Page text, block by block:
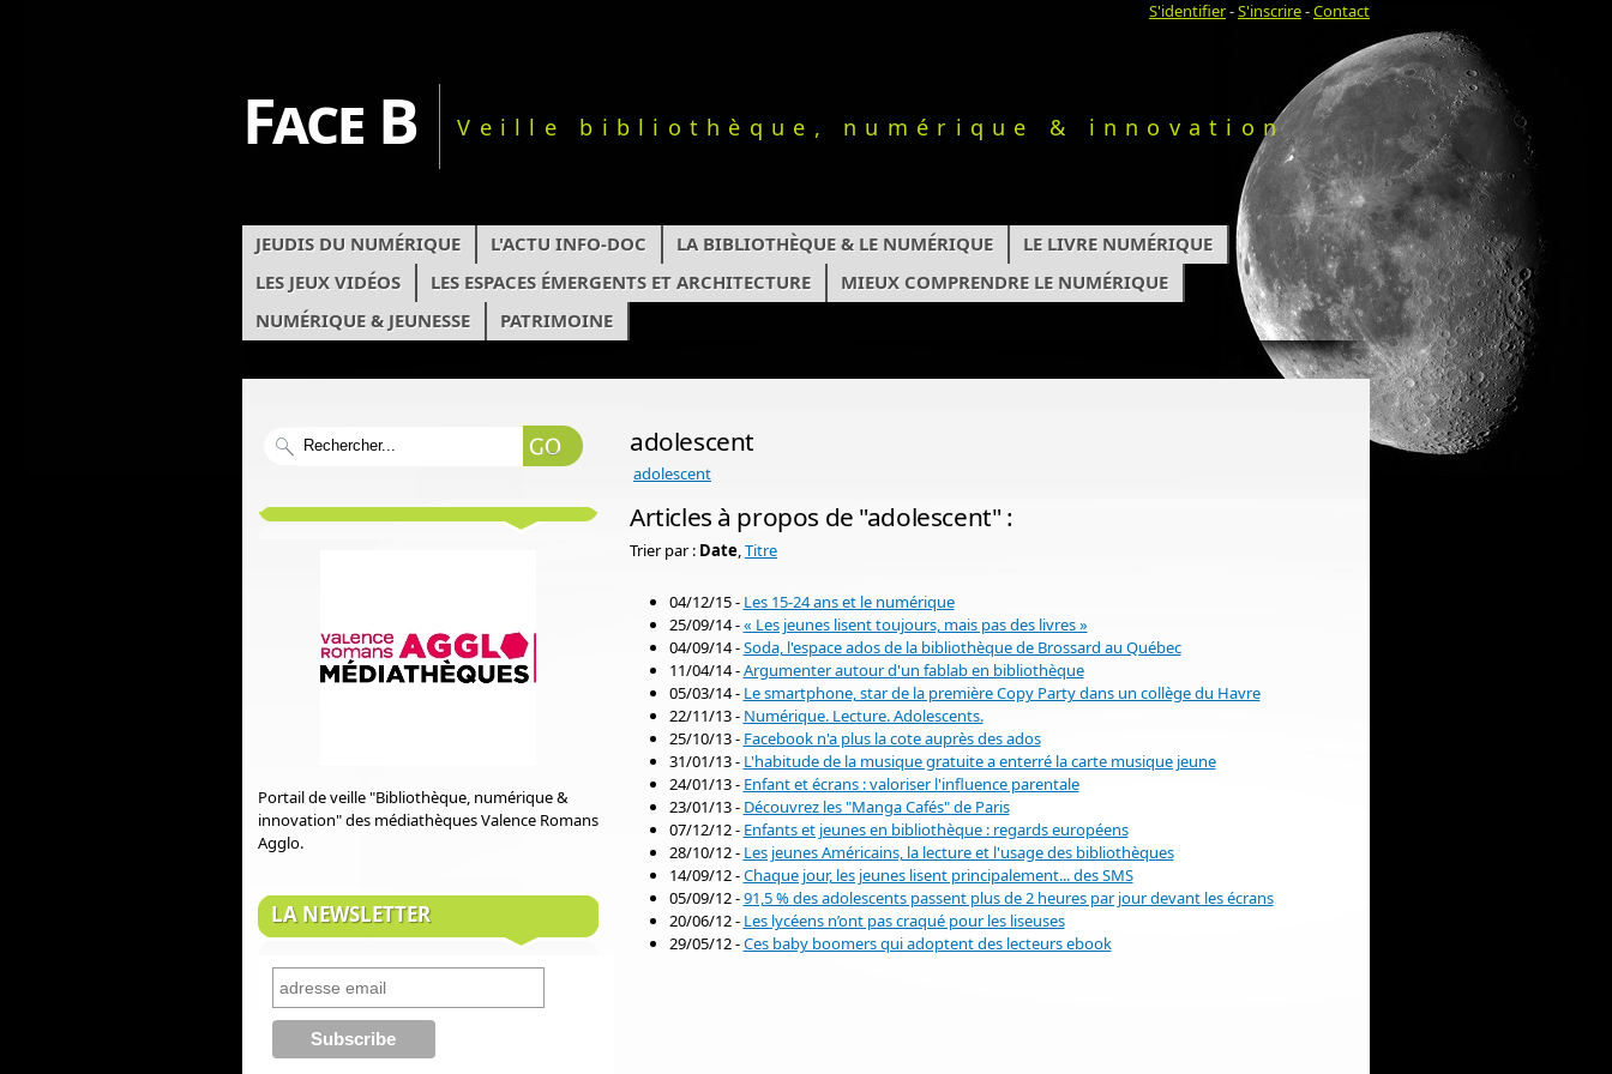
S'identifier-S'inscrire-Contact
Face B Veille bibliothèque, numérique & innovation
JEUDIS DU NUMÉRIQUE L'ACTU INFO-DOC LA BIBLIOTHÈQUE & LE NUMÉRIQUE
LE LIVRE NUMÉRIQUE
LES JEUX VIDÉOS
LES ESPACES ÉMERGENTS ET ARCHITECTURE
MIEUX COMPRENDRE LE NUMÉRIQUE
NUMÉRIQUE & JEUNESSE
PATRIMOINE
adolescent
adolescent
Articles à propos de "adolescent" :
Trier par : Date,Titre
04/12/15 - Les 15-24 ans et le numérique
25/09/14 -« Les jeunes lisent toujours, mais pas des livres »
04/09/14 -Soda, l'espace ados de la bibliothèque de Brossard au Québec
11/04/14 -Argumenter autour d'un fablab en bibliothèque
05/03/14 - Le smartphone, star de la première Copy Party dans un collège du Havre
22/11/13 - Numérique. Lecture. Adolescents.
25/10/13 - Facebook n'a plus la cote auprès des ados
31/01/13 - L'habitude de la musique gratuite a enterré la carte musique jeune
24/01/13 - Enfant et écrans : valoriser l'influence parentale
23/01/13 - Découvrez les "Manga Cafés" de Paris
07/12/12 - Enfants et jeunes en bibliothèque : regards européens
28/10/12 - Les jeunes Américains, la lecture et l'usage des bibliothèques
14/09/12 -Chaque jour, les jeunes lisent principalement... des SMS
05/09/12 -91,5 % des adolescents passent plus de 2 heures par jour devant les écrans
20/06/12 - Les lycéens n’ont pas craqué pour les liseuses
29/05/12 -Ces baby boomers qui adoptent des lecteurs ebook
Portail de veille "Bibliothèque, numérique &
innovation" des médiathèques Valence Romans
Agglo.
LA NEWSLETTER